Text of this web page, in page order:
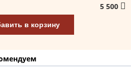
5 500
в корзину